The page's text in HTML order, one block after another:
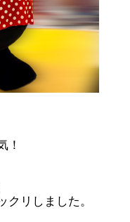
！
クリしました。